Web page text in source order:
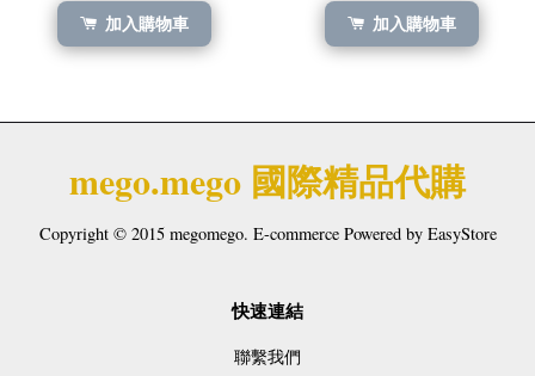
加入購物車 加入購物車
mego.mego 國際精品代購
Copyright © 2015 megomego. E-commerce Powered by EasyStore
快速連結
聯繫我們